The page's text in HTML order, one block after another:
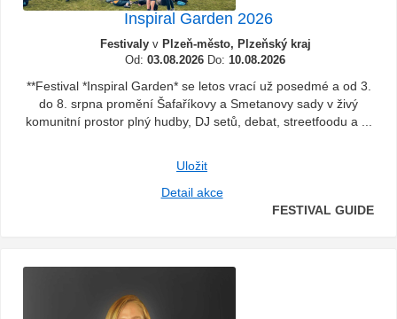
Inspiral Garden 2026
Festivalyv Plzeň-město, Plzeňský kraj
Od: 03.08.2026 Do: 10.08.2026
**Festival *Inspiral Garden* se letos vrací už posedmé a od 3.
do 8. srpna promění Šafaříkovy a Smetanovy sady v živý
komunitní prostor plný hudby, DJ setů, debat, streetfoodu a ...
Uložit
Detail akce
FESTIVAL GUIDE